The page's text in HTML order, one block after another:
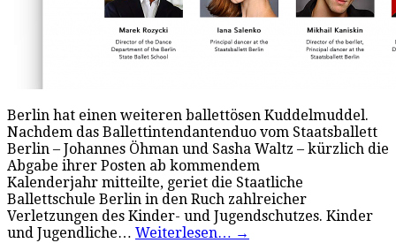
Berlin hat einen weiteren ballettösen Kuddelmuddel.
Nachdem das Ballettintendantenduo vom Staatsballett
Berlin – Johannes Öhman und Sasha Waltz – kürzlich die
Abgabe ihrer Posten ab kommendem
Kalenderjahr mitteilte, geriet die Staatliche
Ballettschule Berlin in den Ruch zahlreicher
Verletzungen des Kinder- und Jugendschutzes. Kinder
und Jugendliche… Weiterlesen… →